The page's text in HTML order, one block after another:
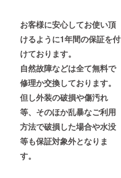
お客様に安心してお使い頂
けるように1年間の保証を付
けております。
自然故障などは全て無料で
修理か交換しております。
但し外装の破損や傷汚れ
等、そのほか乱暴なご利用
方法で破損した場合や水没
等も保証対象外となりま
す。